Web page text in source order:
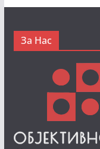
За Нас